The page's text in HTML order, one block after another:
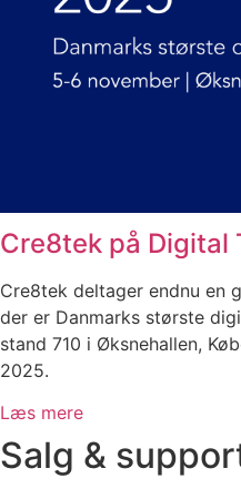
Cre8tek på Digital
Cre8tek deltager endnu en
der er Danmarks største
stand 710 i Øksnehallen,
2025.
Læs mere
Salg &